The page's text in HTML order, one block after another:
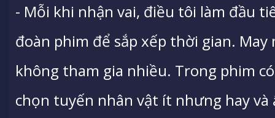
- Mỗi khi nhận vai, điều tôi làm đầu
đoàn phim để sắp xếp thời gian.
không tham gia nhiều. Trong phim
chọn tuyến nhân vật ít nhưng hay